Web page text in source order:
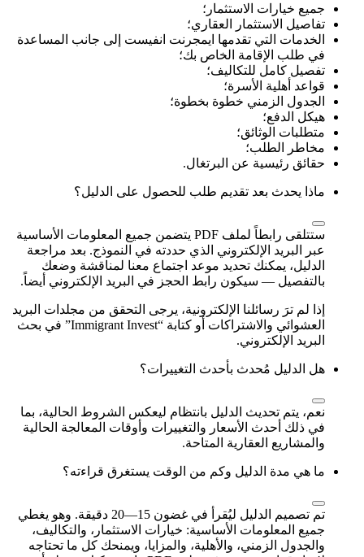
جميع خيارات الاستثمار؛
تفاصيل الاستثمار العقاري؛
الخدمات التي تقدمها ايمجرنت انفيست إلى جانب المساعدة
في طلب الإقامة الخاص بك؛
تفصيل كامل للتكاليف؛
قواعد أهلية الأسرة؛
الجدول الزمني خطوة بخطوة؛
هيكل الدفع؛
متطلبات الوثائق؛
مخاطر الطلب؛
حقائق رئيسية عن البرتغال.
ماذا يحدث بعد تقديم طلب للحصول على الدليل؟
ستتلقى رابطاً لملف PDF يتضمن جميع المعلومات الأساسية
عبر البريد الإلكتروني الذي حددته في النموذج. بعد مراجعة
الدليل، يمكنك تحديد موعد اجتماع معنا لمناقشة وضعك
بالتفصيل — سيكون رابط الحجز في البريد الإلكتروني أيضاً.
إذا لم ترَ رسائلنا الإلكترونية، يرجى التحقق من مجلدات البريد
العشوائي والاشتراكات أو كتابة “Immigrant Invest” في بحث
البريد الإلكتروني.
هل الدليل مُحدث بأحدث التغييرات؟
نعم، يتم تحديث الدليل بانتظام ليعكس الشروط الحالية، بما
في ذلك أحدث الأسعار والتغييرات وأوقات المعالجة الحالية
والمشاريع العقارية المتاحة.
ما هي مدة الدليل وكم من الوقت يستغرق قراءته؟
تم تصميم الدليل ليُقرأ في غضون 15—20 دقيقة. وهو يغطي
جميع المعلومات الأساسية: خيارات الاستثمار، والتكاليف،
والجدول الزمني، والأهلية، والمزايا، ويمنحك كل ما تحتاجه